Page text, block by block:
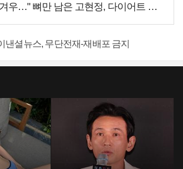
우…" 뼈만 남은 고현정, 다이어트 아닌
셜뉴스, 무단전재-재배포 금지